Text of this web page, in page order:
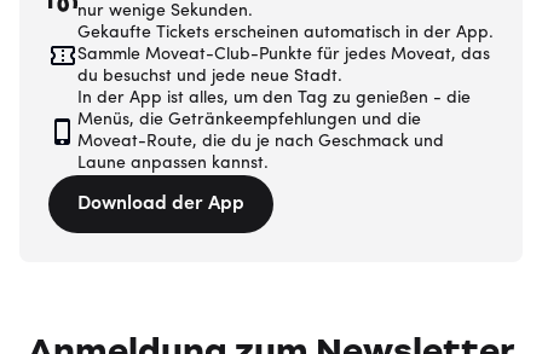
nur wenige Sekunden.
Gekaufte Tickets erscheinen automatisch in der App.
Sammle Moveat-Club-Punkte für jedes Moveat, das
du besuchst und jede neue Stadt.
In der App ist alles, um den Tag zu genießen - die
Menüs, die Getränkeempfehlungen und die
Moveat-Route, die du je nach Geschmack und
Laune anpassen kannst.
Download der App